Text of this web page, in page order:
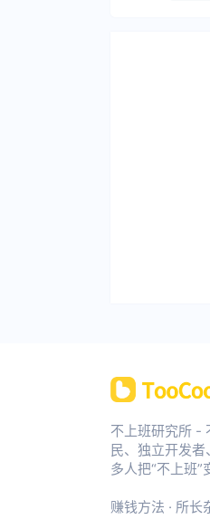
不上班研究所 -
民、独立开发
多人把“不上班”
赚钱方法 · 所长